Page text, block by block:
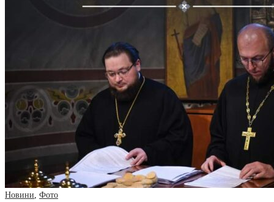
Новини, Фото